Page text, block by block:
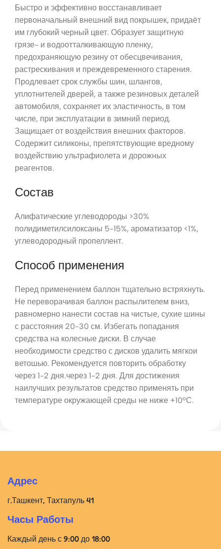
Быстро и эффективно восстанавливает
первоначальный внешний вид покрышек, придаёт
им глубокий черный цвет. Образует защитную
грязе- и водоотталкивающую пленку,
предохраняющую резину от обесцвечивания,
растрескивания и преждевременного старения.
Продлевает срок службы шин, шлангов,
уплотнителей дверей, а также резиновых деталей
автомобиля, сохраняет их эластичность, в том
числе, при эксплуатации в зимний период.
Защищает от воздействия внешних факторов.
Содержит силиконы, препятствующие вредному
воздействию ультрафиолета и дорожных
реагентов.
Состав
Алифатические углеводороды >30%
полидиметилсилоксаны 5-15%, ароматизатор <1%,
углеводородный пропеллент.
Способ применения
Перед применением баллон тщательно встряхнуть.
Не переворачивая баллон распылителем вниз,
равномерно нанести состав на чистые, сухие шины
с расстояния 20-30 см. Избегать попадания
средства на колесные диски. В случае
необходимости средство с дисков удалить мягкои
ветошью. Рекомендуется повторить обработку
через 1-2 дня.через 1-2 дня. Для достижения
наилучших результатов средство применять при
температуре окружающей среды не ниже +10ºС.
Адрес
г.Ташкент, Тахтапуль 41
Часы Работы
Каждый день с 9:00 до 18:00